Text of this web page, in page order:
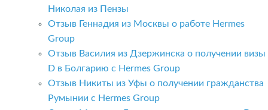
Николая из Пензы
Отзыв Геннадия из Москвы о работе Hermes
Group
Отзыв Василия из Дзержинска о получении визы
D в Болгарию с Hermes Group
Отзыв Никиты из Уфы о получении гражданства
Румынии с Hermes Group